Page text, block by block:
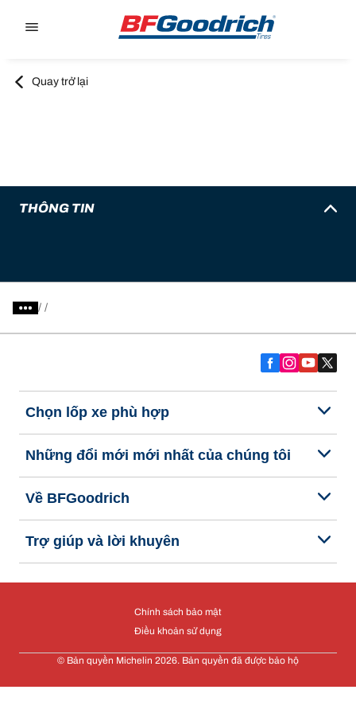
Quay trở lại
THÔNG TIN
/
Chọn lốp xe phù hợp
Những đổi mới mới nhất của chúng tôi
Về BFGoodrich
Trợ giúp và lời khuyên
Chính sách bảo mật
Điều khoản sử dụng
© Bản quyền Michelin 2026. Bản quyền đã được bảo hộ